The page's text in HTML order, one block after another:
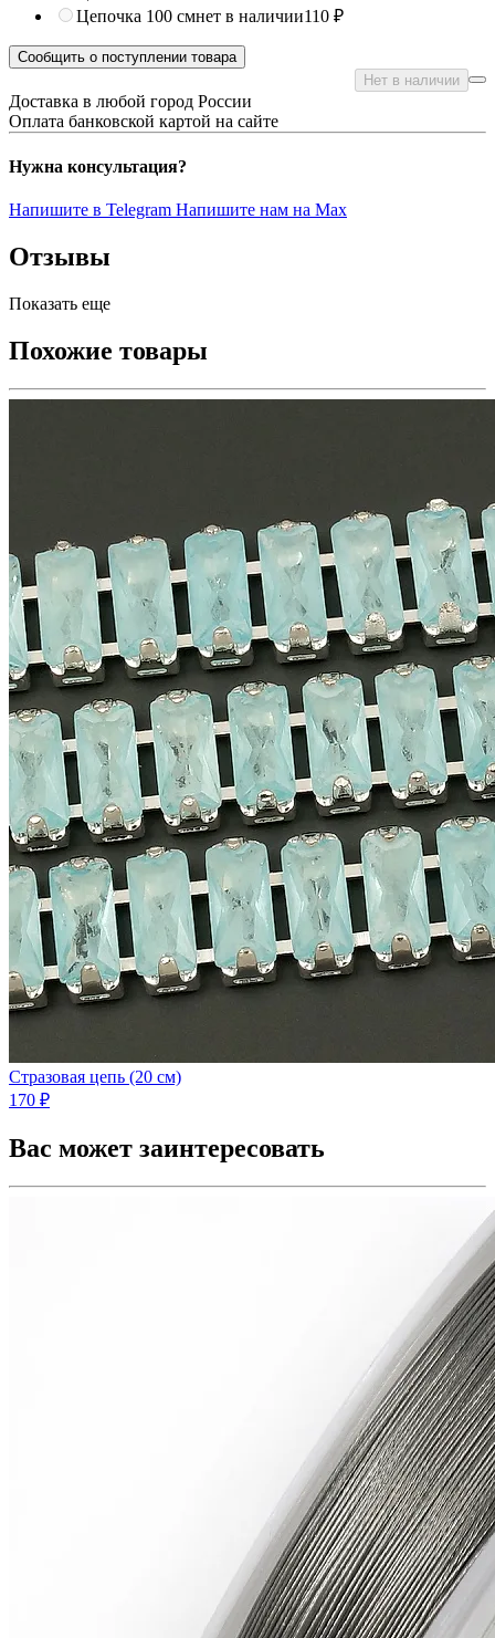
Цепочка 100 смнет в наличии110 ₽
Сообщить о поступлении товара
Нет в наличии
Доставка в любой город России
Оплата банковской картой на сайте
Нужна консультация?
Напишите в Telegram Напишите нам на Max
Отзывы
Показать еще
Похожие товары
Стразовая цепь (20 см)
170 ₽
Вас может заинтересовать